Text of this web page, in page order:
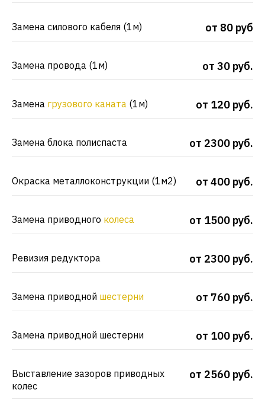
Замена силового кабеля (1м) от 80 руб
Замена провода (1м) от 30 руб.
Замена грузового каната (1м) от 120 руб.
Замена блока полиспаста от 2300 руб.
Окраска металлоконструкции (1м2) от 400 руб.
Замена приводного колеса от 1500 руб.
Ревизия редуктора от 2300 руб.
Замена приводной шестерни от 760 руб.
Замена приводной шестерни от 100 руб.
Выставление зазоров приводных
колес
от 2560 руб.